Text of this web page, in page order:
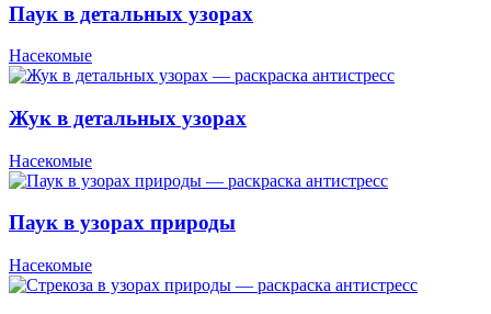
Паук в детальных узорах
Насекомые
Жук в детальных узорах
Насекомые
Паук в узорах природы
Насекомые